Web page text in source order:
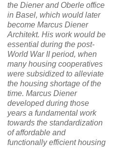
the Diener and Oberle office
in Basel, which would later
become Marcus Diener
Architekt. His work would be
essential during the post-
World War II period, when
many housing cooperatives
were subsidized to alleviate
the housing shortage of the
time. Marcus Diener
developed during those
years a fundamental work
towards the standardization
of affordable and
functionally efficient housing